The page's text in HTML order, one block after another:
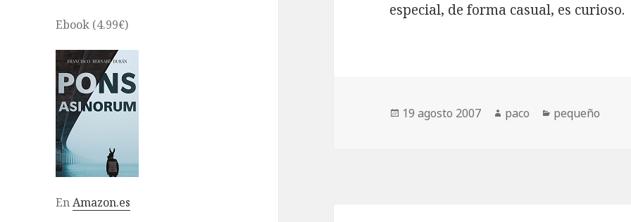
Ebook (4.99€)
EnAmazon.es
especial, de forma casual, es curioso.
Publicado
19 agosto 2007 Autor
paco Categorías
pequeño